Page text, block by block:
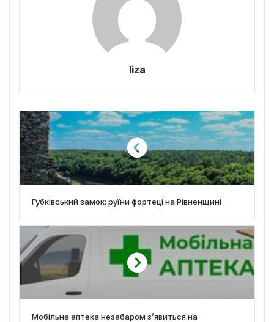
liza
Губківський замок: руїни фортеці на Рівненщині
Мобільна аптека незабаром з’явиться на